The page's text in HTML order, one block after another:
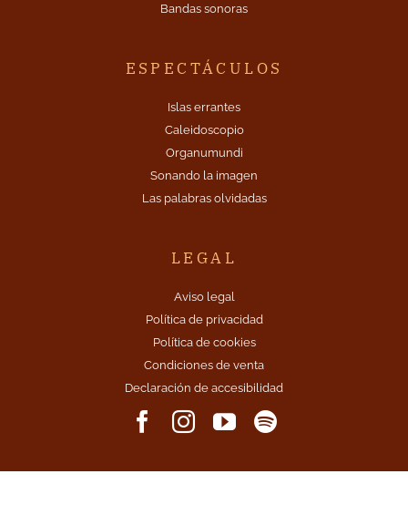
ESPECTÁCULOS
Islas errantes
Caleidoscopio
Organumundi
Sonando la imagen
Las palabras olvidadas
Bandas sonoras
LEGAL
Aviso legal
Política de privacidad
Política de cookies
Condiciones de venta
Declaración de accesibilidad